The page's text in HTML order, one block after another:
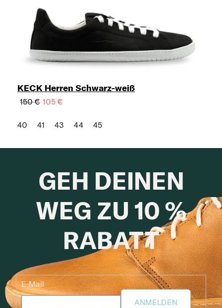
KECK Herren Schwarz-weiß
150 € 105 €
40 41 43 44 45
GEH DEINEN
WEG ZU 10 %
RABATT
E-Mail
ANMELDEN